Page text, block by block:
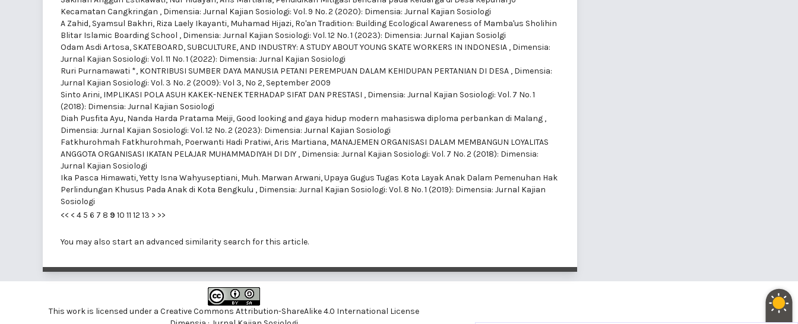
Kecamatan Cangkringan , Dimensia: Jurnal Kajian Sosiologi: Vol. 9 No. 2 (2020): Dimensia: Jurnal Kajian Sosiologi
A Zahid, Syamsul Bakhri, Riza Laely Ikayanti, Muhamad Hijazi, Ro'an Tradition: Building Ecological Awareness of Mamba'us Sholihin
Blitar Islamic Boarding School , Dimensia: Jurnal Kajian Sosiologi: Vol. 12 No. 1 (2023): Dimensia: Jurnal Kajian Sosiolgi
Odam Asdi Artosa, SKATEBOARD, SUBCULTURE, AND INDUSTRY: A STUDY ABOUT YOUNG SKATE WORKERS IN INDONESIA , Dimensia:
Jurnal Kajian Sosiologi: Vol. 11 No. 1 (2022): Dimensia: Jurnal Kajian Sosiologi
Ruri Purnamawati *, KONTRIBUSI SUMBER DAYA MANUSIA PETANI PEREMPUAN DALAM KEHIDUPAN PERTANIAN DI DESA , Dimensia:
Jurnal Kajian Sosiologi: Vol. 3 No. 2 (2009): Vol 3, No 2, September 2009
Sinto Arini, IMPLIKASI POLA ASUH KAKEK-NENEK TERHADAP SIFAT DAN PRESTASI , Dimensia: Jurnal Kajian Sosiologi: Vol. 7 No. 1
(2018): Dimensia: Jurnal Kajian Sosiologi
Diah Pusfita Ayu, Nanda Harda Pratama Meiji,Good looking and gaya hidup modern mahasiswa diploma perbankan di Malang ,
Dimensia: Jurnal Kajian Sosiologi: Vol. 12 No. 2 (2023): Dimensia: Jurnal Kajian Sosiologi
Fatkhurohmah Fatkhurohmah, Poerwanti Hadi Pratiwi, Aris Martiana, MANAJEMEN ORGANISASI DALAM MEMBANGUN LOYALITAS
ANGGOTA ORGANISASI IKATAN PELAJAR MUHAMMADIYAH DI DIY , Dimensia: Jurnal Kajian Sosiologi: Vol. 7 No. 2 (2018): Dimensia:
Jurnal Kajian Sosiologi
Ika Pasca Himawati, Yetty Isna Wahyuseptiani, Muh. Marwan Arwani,Upaya Gugus Tugas Kota Layak Anak Dalam Pemenuhan Hak
Perlindungan Khusus Pada Anak di Kota Bengkulu , Dimensia: Jurnal Kajian Sosiologi: Vol. 8 No. 1 (2019): Dimensia: Jurnal Kajian
Sosiologi
<< < 4 5 6 7 8 9 10 11 12 13 > >>
You may also start an advanced similarity search for this article.
This work is licensed under a Creative Commons Attribution-ShareAlike 4.0 International License